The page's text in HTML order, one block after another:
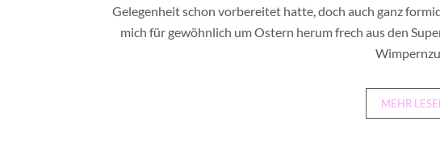
Gelegenheit schon vorbereitet hatte, doch auch ganz
mich für gewöhnlich um Ostern herum frech aus den
MEHR